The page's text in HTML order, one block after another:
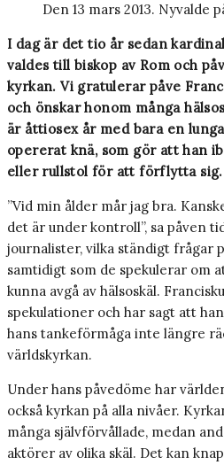
Den 13 mars 2013. Nyvalde
I dag är det tio år sedan
valdes till biskop av Rom och
kyrkan. Vi gratulerar påve
och önskar honom många
är åttiosex år med bara en
opererat knä, som gör att han
eller rullstol för att förflytta sig.
”Vid min ålder mår jag bra.
det är under kontroll”, sa påven
journalister, vilka ständigt frågar
samtidigt som de spekulerar om
kunna avgå av hälsoskäl.
spekulationer och har sagt att
hans tankeförmåga inte längre
världskyrkan.
Under hans påvedöme har
också kyrkan på alla nivåer.
många självförvållade, medan
aktörer av olika skäl. Det kan